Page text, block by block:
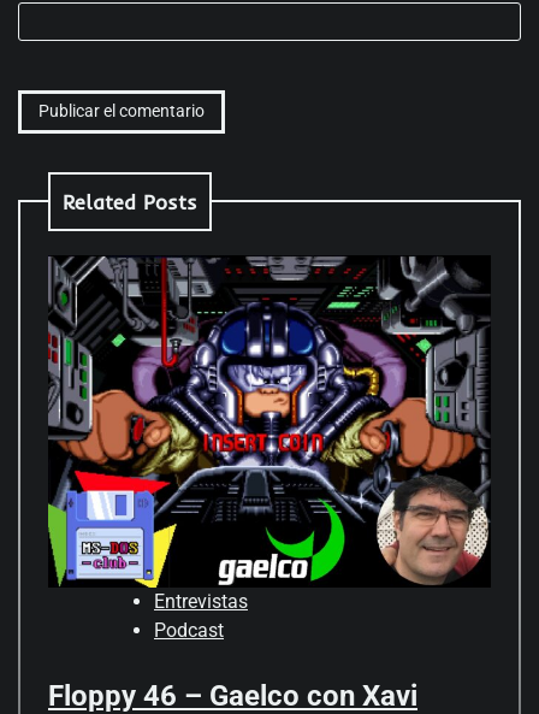
Related Posts
Entrevistas
Podcast
Floppy 46 – Gaelco con Xavi